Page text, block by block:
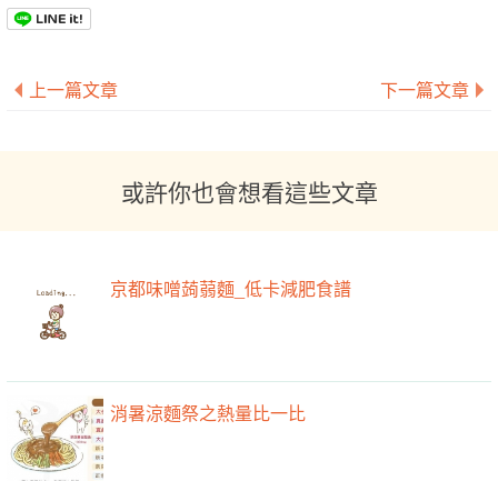
上一篇文章 下一篇文章
或許你也會想看這些文章
京都味噌蒟蒻麵_低卡減肥食譜
消暑涼麵祭之熱量比一比